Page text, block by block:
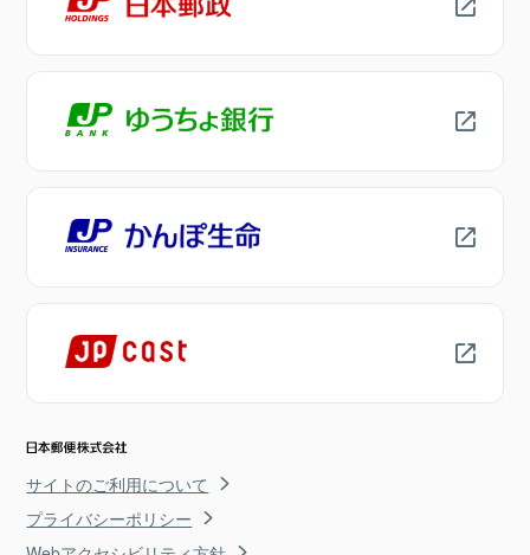
サイトのご利用について
プライバシーポリシー